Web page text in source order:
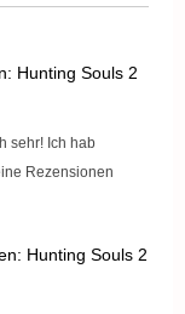
Hunting Souls 2
sehr! Ich hab
Rezensionen
Hunting Souls 2